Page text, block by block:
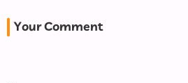
Your Comment